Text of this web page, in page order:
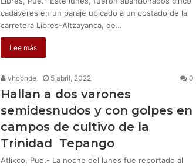
cadáveres en un paraje ubicado a un costado de la
carretera Libres-Altzayanca, de…
Lee más
vhconde 5 abril, 2022 0
Hallan a dos varones
semidesnudos y con golpes en
campos de cultivo de la
Trinidad Tepango
Atlixco, Pue.- La noche del lunes fue reportado al